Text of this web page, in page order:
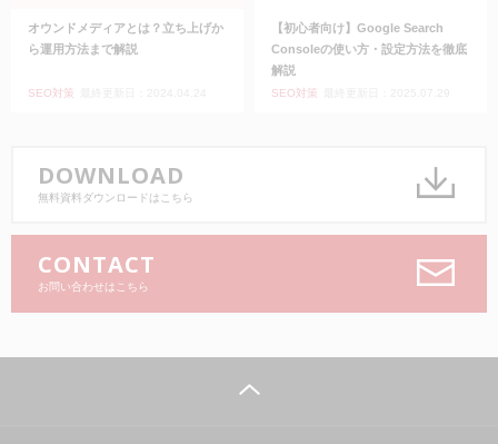
オウンドメディアとは？立ち上げか
ら運用方法まで解説
SEO対策
【初心者向け】Google Search
Consoleの使い方・設定方法を徹底
解説
SEO対策
DOWNLOAD
無料資料ダウンロードはこちら
CONTACT
お問い合わせはこちら